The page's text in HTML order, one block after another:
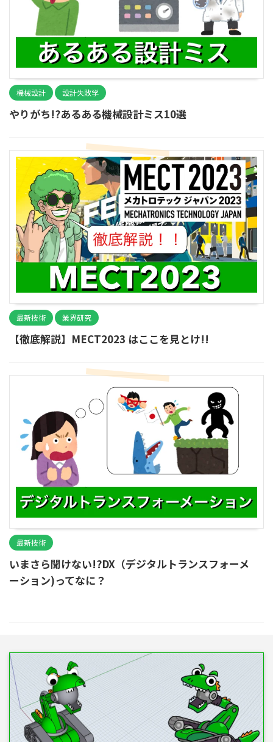
機械設計 設計失敗学
やりがち!?あるある機械設計ミス10選
最新技術 業界研究
【徹底解説】MECT2023 はここを見とけ!!
最新技術
いまさら聞けない!?DX（デジタルトランスフォーメ
ーション)ってなに？